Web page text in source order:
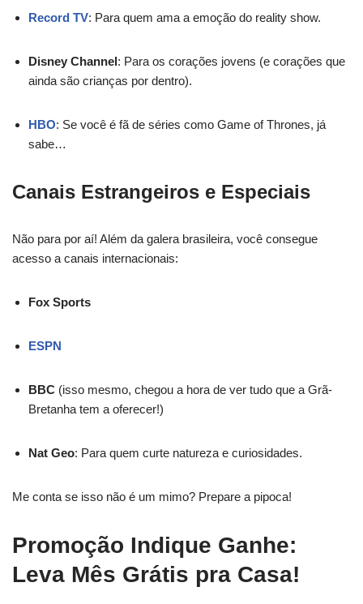
Record TV: Para quem ama a emoção do reality show.
Disney Channel: Para os corações jovens (e corações que
ainda são crianças por dentro).
HBO: Se você é fã de séries como Game of Thrones, já
sabe…
Canais Estrangeiros e Especiais
Não para por aí! Além da galera brasileira, você consegue
acesso a canais internacionais:
Fox Sports
ESPN
BBC (isso mesmo, chegou a hora de ver tudo que a Grã-
Bretanha tem a oferecer!)
Nat Geo: Para quem curte natureza e curiosidades.
Me conta se isso não é um mimo? Prepare a pipoca!
Promoção Indique Ganhe:
Leva Mês Grátis pra Casa!